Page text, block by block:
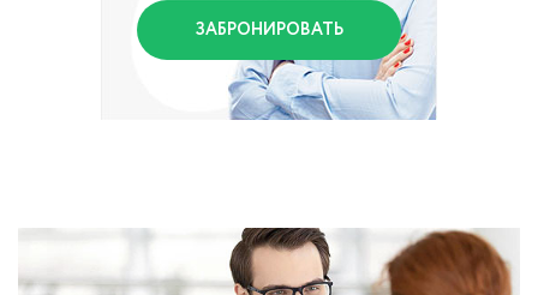
ЗАБРОНИРОВАТЬ